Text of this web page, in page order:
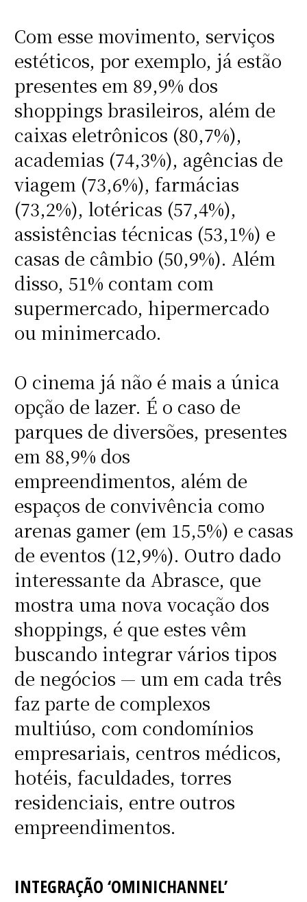
Com esse movimento, serviços
estéticos, por exemplo, já estão
presentes em 89,9% dos
shoppings brasileiros, além de
caixas eletrônicos (80,7%),
academias (74,3%), agências de
viagem (73,6%), farmácias
(73,2%), lotéricas (57,4%),
assistências técnicas (53,1%) e
casas de câmbio (50,9%). Além
disso, 51% contam com
supermercado, hipermercado
ou minimercado.
O cinema já não é mais a única
opção de lazer. É o caso de
parques de diversões, presentes
em 88,9% dos
empreendimentos, além de
espaços de convivência como
arenas gamer (em 15,5%) e casas
de eventos (12,9%). Outro dado
interessante da Abrasce, que
mostra uma nova vocação dos
shoppings, é que estes vêm
buscando integrar vários tipos
de negócios — um em cada três
faz parte de complexos
multiúso, com condomínios
empresariais, centros médicos,
hotéis, faculdades, torres
residenciais, entre outros
empreendimentos.
INTEGRAÇÃO ‘OMINICHANNEL’